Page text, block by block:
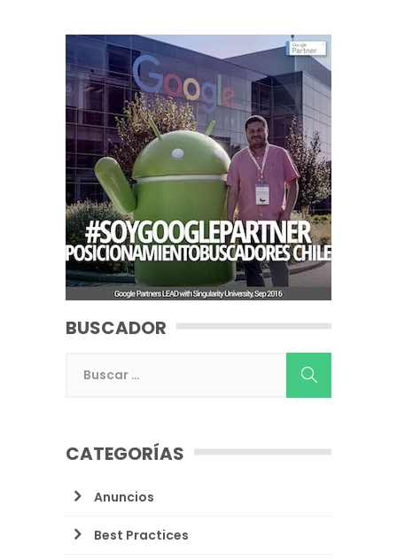
BUSCADOR
CATEGORÍAS
Anuncios
Best Practices